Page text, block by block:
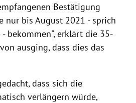
Bestätigung
nur bis August 2021 - sprich
bekommen", erklärt die 35-
ausging, dass dies das
dass sich die
verlängern würde,